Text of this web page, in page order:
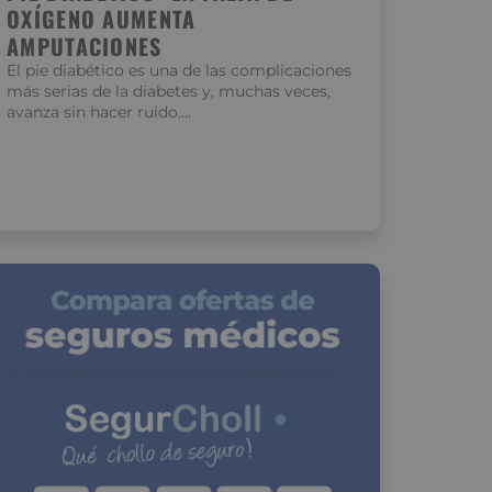
OXÍGENO AUMENTA
AMPUTACIONES
El pie diabético es una de las complicaciones
más serias de la diabetes y, muchas veces,
avanza sin hacer ruido….